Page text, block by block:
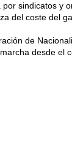
sindicatos y
del coste del
de
desde el